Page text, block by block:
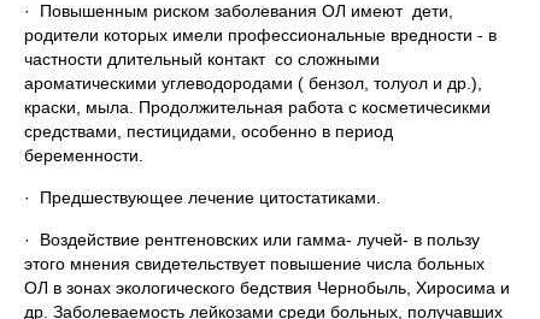
· Повышенным риском заболевания ОЛ имеют дети,
родители которых имели профессиональные вредности - в
частности длительный контакт со сложными
ароматическими углеводородами ( бензол, толуол и др.),
краски, мыла. Продолжительная работа с косметичесикми
средствами, пестицидами, особенно в период
беременности.
· Предшествующее лечение цитостатиками.
· Воздействие рентгеновских или гамма- лучей- в пользу
этого мнения свидетельствует повышение числа больных
ОЛ в зонах экологического бедствия Чернобыль, Хиросима и
др. Заболеваемость лейкозами среди больных, получавших